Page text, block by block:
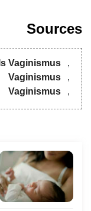
Sources
Vaginismus?
Vaginismus
Vaginismus